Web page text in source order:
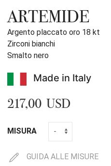
ARTEMIDE
Argento placcato oro 18 kt
Zirconi bianchi
Smalto nero
Made in Italy
217,00 USD
MISURA
GUIDA ALLE MISURE